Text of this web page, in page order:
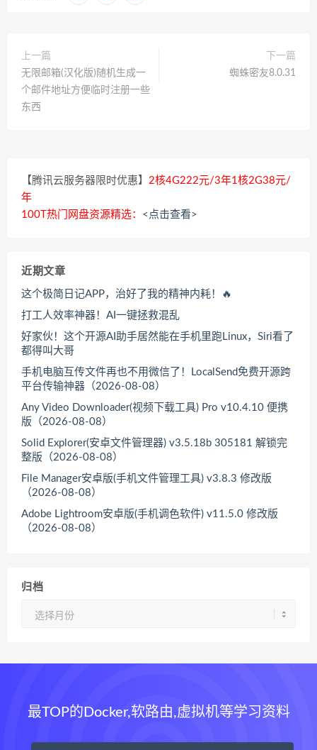
上一篇
无限邮箱(汉化版)随机生成一
个邮件地址方便临时注册一些
东西
下一篇
蜘蛛密友8.0.31
【腾讯云服务器限时优惠】 2核4G222元/3年1核2G38元/
年
100T热门网盘资源精选： <点击查看>
近期文章
这个极简日记APP，治好了我的精神内耗！🔥
打工人效率神器！AI一键拯救混乱
好家伙！这个开源AI助手居然能在手机里跑Linux，Siri看了
都得叫大哥
手机电脑互传文件再也不用微信了！LocalSend免费开源跨
平台传输神器（2026-08-08）
Any Video Downloader(视频下载工具) Pro v10.4.10 便携
版（2026-08-08）
Solid Explorer(安卓文件管理器) v3.5.18b 305181 解锁完
整版（2026-08-08）
File Manager安卓版(手机文件管理工具) v3.8.3 修改版
（2026-08-08）
Adobe Lightroom安卓版(手机调色软件) v11.5.0 修改版
（2026-08-08）
归档
最TOP的Docker,软路由,虚拟机等学习资料